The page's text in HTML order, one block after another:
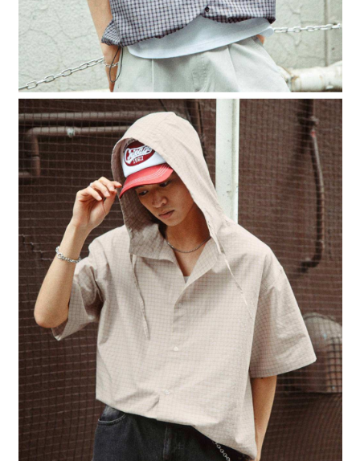
「AFTEE先享後付」，若未經同意申辦者引起之損失，本公司不負相關責
任。
４．使用「AFTEE先享後付」時，將依據個別帳號之用戶狀況，依本公司即
時審查核予不同之上限額度；若仍有額度不足之情形，本公司將視審查結果
請求用戶進行身份認證。
５．嚴禁一人註冊多個帳號或使用他人資訊註冊。若發現惡意使用之情形，
恩沛科技股份有限公司將有權停止該用戶之使用額度並採取法律行動。